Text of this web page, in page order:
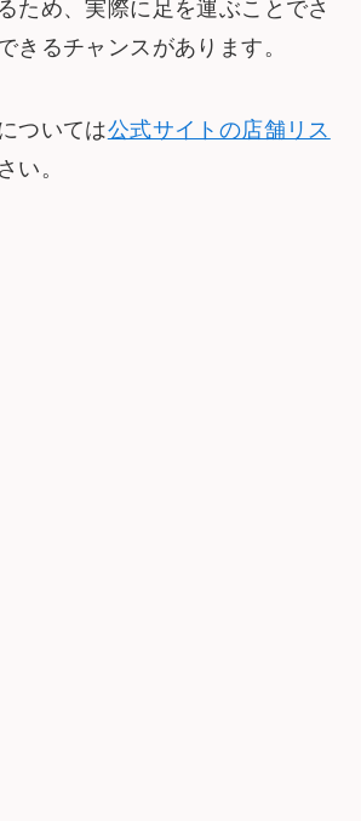
ため、実際に足を運ぶことでさ
きるチャンスがあります。
ついては公式サイトの店舗リス
い。